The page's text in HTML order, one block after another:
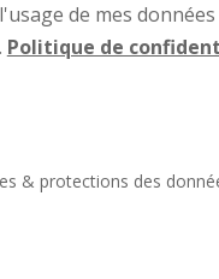
de mes
Politique de
& protections des